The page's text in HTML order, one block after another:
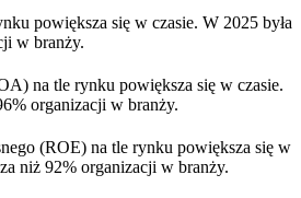
powiększa się w czasie. W 2025 była
w branży.
na tle rynku powiększa się w czasie.
organizacji w branży.
(ROE) na tle rynku powiększa się w
niż 92% organizacji w branży.